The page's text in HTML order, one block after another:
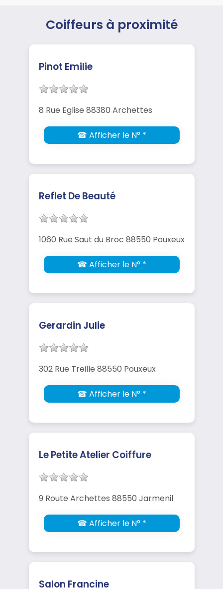
Coiffeurs à proximité
Pinot Emilie
8 Rue Eglise 88380 Archettes
☎ Afficher le N° *
Reflet De Beauté
1060 Rue Saut du Broc 88550 Pouxeux
☎ Afficher le N° *
Gerardin Julie
302 Rue Treille 88550 Pouxeux
☎ Afficher le N° *
Le Petite Atelier Coiffure
9 Route Archettes 88550 Jarmenil
☎ Afficher le N° *
Salon Francine